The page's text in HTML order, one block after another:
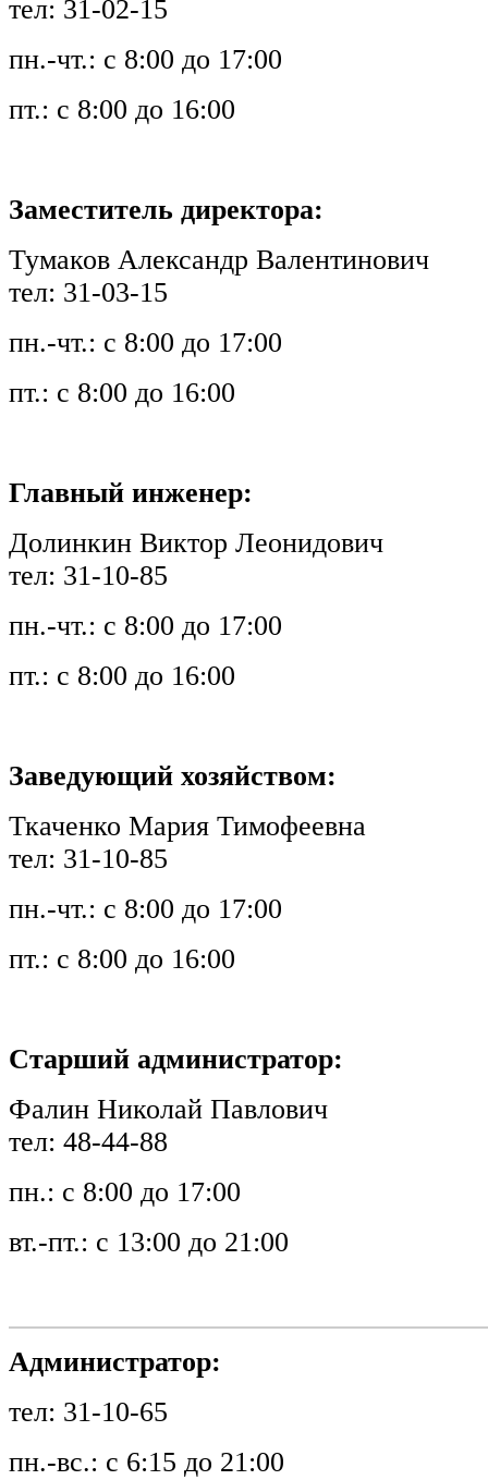
тел: 31-02-15
пн.-чт.: с 8:00 до 17:00
пт.: с 8:00 до 16:00
Заместитель директора:
Тумаков Александр Валентинович
тел: 31-03-15
пн.-чт.: с 8:00 до 17:00
пт.: с 8:00 до 16:00
Главный инженер:
Долинкин Виктор Леонидович
тел: 31-10-85
пн.-чт.: с 8:00 до 17:00
пт.: с 8:00 до 16:00
Заведующий хозяйством:
Ткаченко Мария Тимофеевна
тел: 31-10-85
пн.-чт.: с 8:00 до 17:00
пт.: с 8:00 до 16:00
Старший администратор:
Фалин Николай Павлович
тел: 48-44-88
пн.: с 8:00 до 17:00
вт.-пт.: с 13:00 до 21:00
Администратор:
тел: 31-10-65
пн.-вс.: с 6:15 до 21:00